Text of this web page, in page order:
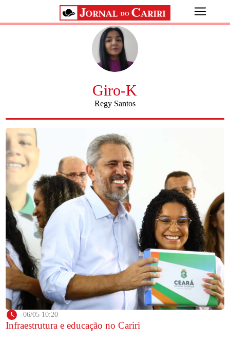
Giro-K
Regy Santos
06/05 10:20
Infraestrutura e educação no Cariri